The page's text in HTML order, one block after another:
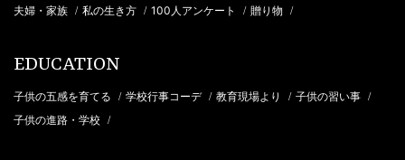
夫婦・家族 / 私の生き方 / 100人アンケート / 贈り物 /
EDUCATION
子供の五感を育てる / 学校行事コーデ / 教育現場より / 子供の習い事 /
子供の進路・学校 /